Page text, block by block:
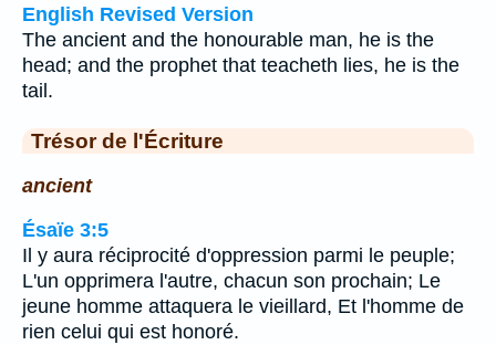
English Revised Version
The ancient and the honourable man, he is the
head; and the prophet that teacheth lies, he is the
tail.
Trésor de l'Écriture
ancient
Ésaïe 3:5
Il y aura réciprocité d'oppression parmi le peuple;
L'un opprimera l'autre, chacun son prochain; Le
jeune homme attaquera le vieillard, Et l'homme de
rien celui qui est honoré.